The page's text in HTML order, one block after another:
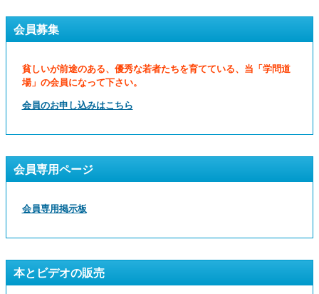
会員募集
貧しいが前途のある、優秀な若者たちを育てている、当「学問道
場」の会員になって下さい。
会員のお申し込みはこちら
会員専用ページ
会員専用掲示板
本とビデオの販売